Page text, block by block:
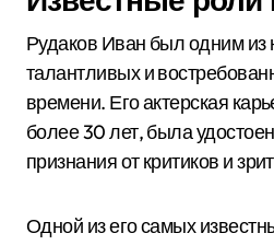
Рудаков Иван был одним из
талантливых и
времени. Его актерская
более 30 лет, была
признания от критиков и
Одной из его самых